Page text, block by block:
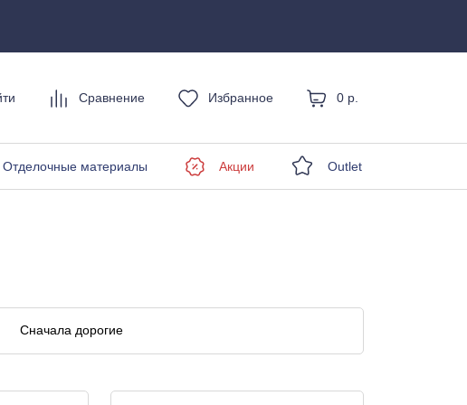
Сравнение Избранное 0 р.
Отделочные материалы Акции Outlet
Сначала дорогие